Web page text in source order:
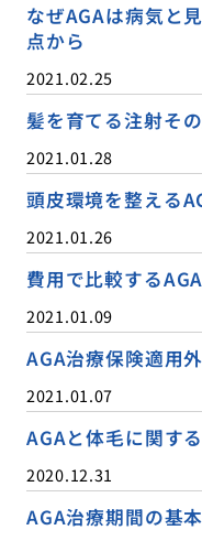
なぜAGAは病気と
点から
2021.02.25
髪を育てる注射そ
2021.01.28
頭皮環境を整える
2021.01.26
費用で比較する
2021.01.09
AGA治療保険適用
2021.01.07
AGAと体毛に関す
2020.12.31
AGA治療期間の基